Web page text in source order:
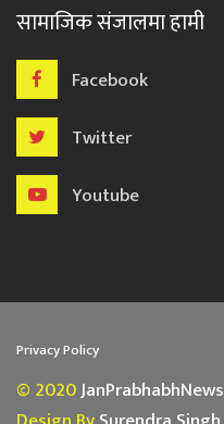
सामाजिक संजालमा हामी
Facebook
Twitter
Youtube
Privacy Policy
© 2020JanPrabhabhNews